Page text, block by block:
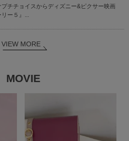
チチョイスからディズニー&ピクサー映画
ー５』...
VIEW MORE
MOVIE